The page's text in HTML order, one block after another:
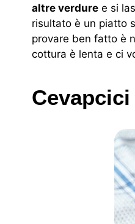
altre verdure e si
risultato è un piatto
provare ben fatto è
cottura è lenta e ci